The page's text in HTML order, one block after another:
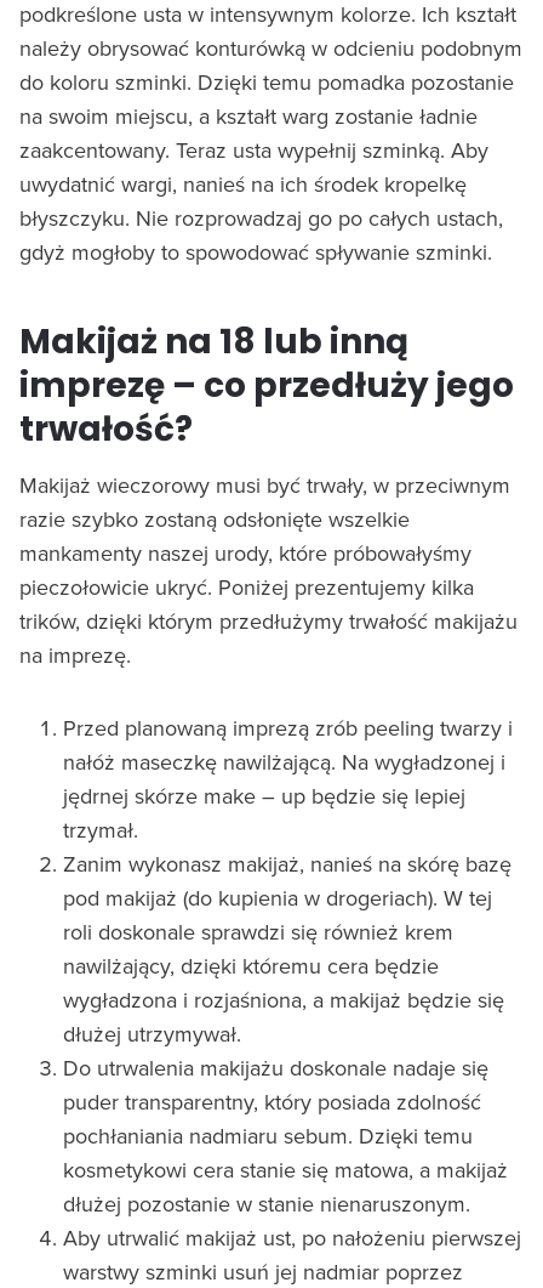
podkreślone usta w intensywnym kolorze. Ich kształt
należy obrysować konturówką w odcieniu podobnym
do koloru szminki. Dzięki temu pomadka pozostanie
na swoim miejscu, a kształt warg zostanie ładnie
zaakcentowany. Teraz usta wypełnij szminką. Aby
uwydatnić wargi, nanieś na ich środek kropelkę
błyszczyku. Nie rozprowadzaj go po całych ustach,
gdyż mogłoby to spowodować spływanie szminki.
Makijaż na 18 lub inną
imprezę – co przedłuży jego
trwałość?
Makijaż wieczorowy musi być trwały, w przeciwnym
razie szybko zostaną odsłonięte wszelkie
mankamenty naszej urody, które próbowałyśmy
pieczołowicie ukryć. Poniżej prezentujemy kilka
trików, dzięki którym przedłużymy trwałość makijażu
na imprezę.
Przed planowaną imprezą zrób peeling twarzy i
nałóż maseczkę nawilżającą. Na wygładzonej i
jędrnej skórze make – up będzie się lepiej
trzymał.
Zanim wykonasz makijaż, nanieś na skórę bazę
pod makijaż (do kupienia w drogeriach). W tej
roli doskonale sprawdzi się również krem
nawilżający, dzięki któremu cera będzie
wygładzona i rozjaśniona, a makijaż będzie się
dłużej utrzymywał.
Do utrwalenia makijażu doskonale nadaje się
puder transparentny, który posiada zdolność
pochłaniania nadmiaru sebum. Dzięki temu
kosmetykowi cera stanie się matowa, a makijaż
dłużej pozostanie w stanie nienaruszonym.
Aby utrwalić makijaż ust, po nałożeniu pierwszej
warstwy szminki usuń jej nadmiar poprzez